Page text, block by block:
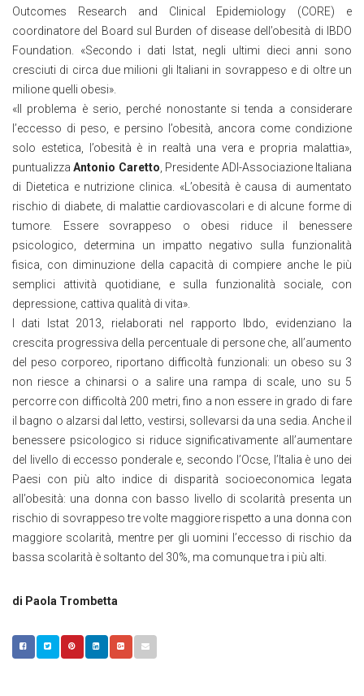
Outcomes Research and Clinical Epidemiology (CORE) e
coordinatore del Board sul Burden of disease dell’obesità di IBDO
Foundation. «Secondo i dati Istat, negli ultimi dieci anni sono
cresciuti di circa due milioni gli Italiani in sovrappeso e di oltre un
milione quelli obesi».
«Il problema è serio, perché nonostante si tenda a considerare
l’eccesso di peso, e persino l’obesità, ancora come condizione
solo estetica, l’obesità è in realtà una vera e propria malattia»,
puntualizzaAntonio Caretto , Presidente ADI-Associazione Italiana
di Dietetica e nutrizione clinica. «L’obesità è causa di aumentato
rischio di diabete, di malattie cardiovascolari e di alcune forme di
tumore. Essere sovrappeso o obesi riduce il benessere
psicologico, determina un impatto negativo sulla funzionalità
fisica, con diminuzione della capacità di compiere anche le più
semplici attività quotidiane, e sulla funzionalità sociale, con
depressione, cattiva qualità di vita».
I dati Istat 2013, rielaborati nel rapporto Ibdo, evidenziano la
crescita progressiva della percentuale di persone che, all’aumento
del peso corporeo, riportano difficoltà funzionali: un obeso su 3
non riesce a chinarsi o a salire una rampa di scale, uno su 5
percorre con difficoltà 200 metri, fino a non essere in grado di fare
il bagno o alzarsi dal letto, vestirsi, sollevarsi da una sedia. Anche il
benessere psicologico si riduce significativamente all’aumentare
del livello di eccesso ponderale e, secondo l’Ocse, l’Italia è uno dei
Paesi con più alto indice di disparità socioeconomica legata
all’obesità: una donna con basso livello di scolarità presenta un
rischio di sovrappeso tre volte maggiore rispetto a una donna con
maggiore scolarità, mentre per gli uomini l’eccesso di rischio da
bassa scolarità è soltanto del 30%, ma comunque tra i più alti.
di Paola Trombetta